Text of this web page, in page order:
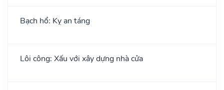
Bạch hổ: Kỵ an táng
Lôi công: Xấu với xây dựng nhà cửa